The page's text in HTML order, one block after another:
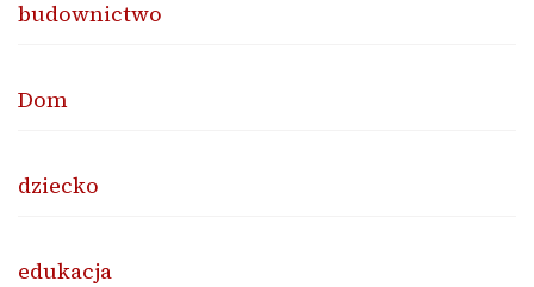
budownictwo
Dom
dziecko
edukacja